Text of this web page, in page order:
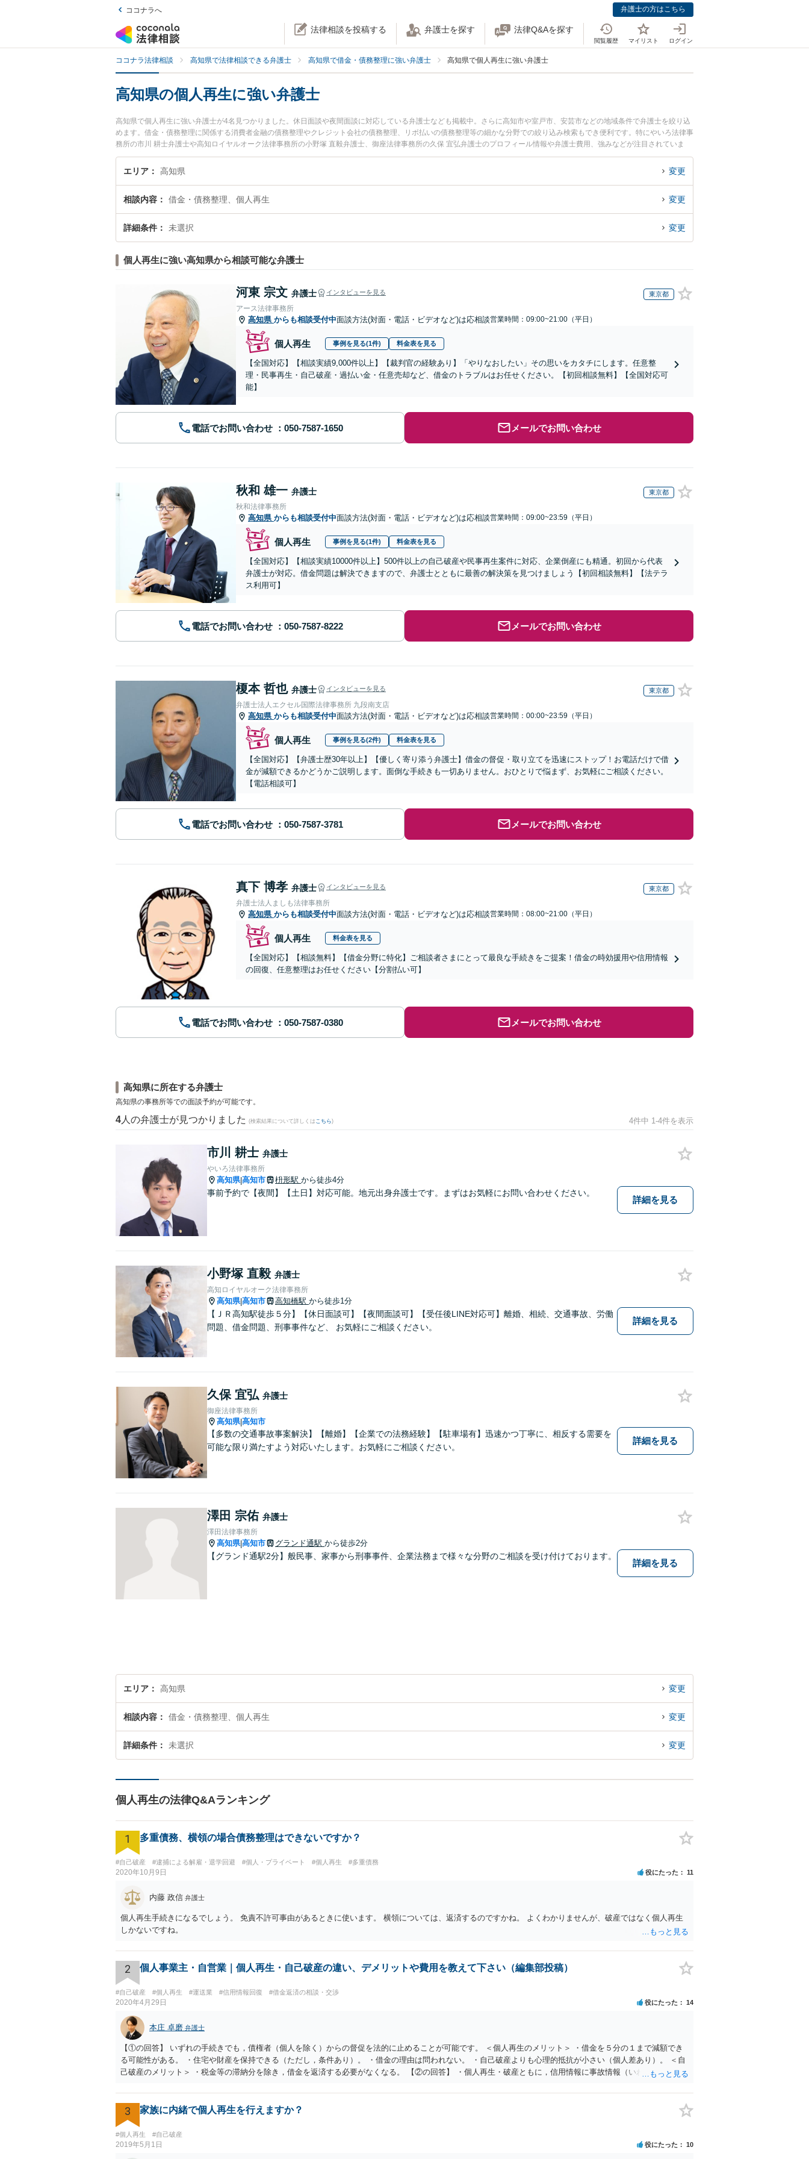
ココナラへ 弁護士の方はこちら
法律相談を投稿する 弁護士を探す 法律Q&Aを探す
閲覧履歴 マイリスト ログイン
ココナラ法律相談 高知県で法律相談できる弁護士 高知県で借金・債務整理に強い弁護士 高知県で個人再生に強い弁護士
高知県の個人再生に強い弁護士
高知県で個人再生に強い弁護士が4名見つかりました。休日面談や夜間面談に対応している弁護士なども掲載中。さらに高知市や室戸市、安芸市などの地域条件で弁護士を絞り込
めます。借金・債務整理に関係する消費者金融の債務整理やクレジット会社の債務整理、リボ払いの債務整理等の細かな分野での絞り込み検索もでき便利です。特にやいろ法律事
務所の市川 耕士弁護士や高知ロイヤルオーク法律事務所の小野塚 直毅弁護士、御座法律事務所の久保 宜弘弁護士のプロフィール情報や弁護士費用、強みなどが注目されていま
す。『高知県で土日や夜間に発生した個人再生のトラブルを今すぐに弁護士に相談したい』『個人再生のトラブル解決の実績豊富な近くの弁護士を検索したい』『初回相談無料で
個人再生を法律相談できる高知県内の弁護士に相談予約したい』などでお困りの相談者さんにおすすめです。
エリア 高知県 変更
相談内容 借金・債務整理、個人再生 変更
詳細条件 未選択 変更
個人再生に強い高知県から相談可能な弁護士
河東 宗文 弁護士 インタビューを見る 東京都
アース法律事務所
高知県 からも相談受付中面談方法(対面・電話・ビデオなど)は応相談営業時間：09:00~21:00（平日）
個人再生 事例を見る(1件) 料金表を見る
【全国対応】【相談実績9,000件以上】【裁判官の経験あり】「やりなおしたい」その思いをカタチにします。任意整
理・民事再生・自己破産・過払い金・任意売却など、借金のトラブルはお任せください。【初回相談無料】【全国対応可
能】
電話でお問い合わせ メールでお問い合わせ
秋和 雄一 弁護士 東京都
秋和法律事務所
高知県 からも相談受付中面談方法(対面・電話・ビデオなど)は応相談営業時間：09:00~23:59（平日）
個人再生 事例を見る(1件) 料金表を見る
【全国対応】【相談実績10000件以上】500件以上の自己破産や民事再生案件に対応、企業倒産にも精通。初回から代表
弁護士が対応。借金問題は解決できますので、弁護士とともに最善の解決策を見つけましょう【初回相談無料】【法テラ
ス利用可】
電話でお問い合わせ メールでお問い合わせ
榎本 哲也 弁護士 インタビューを見る 東京都
弁護士法人エクセル国際法律事務所 九段南支店
高知県 からも相談受付中面談方法(対面・電話・ビデオなど)は応相談営業時間：00:00~23:59（平日）
個人再生 事例を見る(2件) 料金表を見る
【全国対応】【弁護士歴30年以上】【優しく寄り添う弁護士】借金の督促・取り立てを迅速にストップ！お電話だけで借
金が減額できるかどうかご説明します。面倒な手続きも一切ありません。おひとりで悩まず、お気軽にご相談ください。
【電話相談可】
電話でお問い合わせ メールでお問い合わせ
真下 博孝 弁護士 インタビューを見る 東京都
弁護士法人ましも法律事務所
高知県 からも相談受付中面談方法(対面・電話・ビデオなど)は応相談営業時間：08:00~21:00（平日）
個人再生 料金表を見る
【全国対応】【相談無料】【借金分野に特化】ご相談者さまにとって最良な手続きをご提案！借金の時効援用や信用情報
の回復、任意整理はお任せください【分割払い可】
電話でお問い合わせ メールでお問い合わせ
高知県に所在する弁護士
高知県の事務所等での面談予約が可能です。
4 人の弁護士が見つかりました (検索結果について詳しくは こちら) 4件中 1-4件を表示
市川 耕士 弁護士
やいろ法律事務所
高知県|高知市 枡形駅 から徒歩4分
事前予約で【夜間】【土日】対応可能。地元出身弁護士です。まずはお気軽にお問い合わせください。
詳細を見る
小野塚 直毅 弁護士
高知ロイヤルオーク法律事務所
高知県|高知市 高知橋駅 から徒歩1分
【ＪＲ高知駅徒歩５分】【休日面談可】【夜間面談可】【受任後LINE対応可】離婚、相続、交通事故、労働
問題、借金問題、刑事事件など、 お気軽にご相談ください。
詳細を見る
久保 宜弘 弁護士
御座法律事務所
高知県|高知市
【多数の交通事故事案解決】【離婚】【企業での法務経験】【駐車場有】迅速かつ丁寧に、相反する需要を
可能な限り満たすよう対応いたします。お気軽にご相談ください。
詳細を見る
澤田 宗佑 弁護士
澤田法律事務所
高知県|高知市 グランド通駅 から徒歩2分
【グランド通駅2分】般民事、家事から刑事事件、企業法務まで様々な分野のご相談を受け付けております。
詳細を見る
エリア 高知県 変更
相談内容 借金・債務整理、個人再生 変更
詳細条件 未選択 変更
個人再生の法律Q&Aランキング
1 多重債務、横領の場合債務整理はできないですか？
#自己破産 #逮捕による解雇・退学回避 #個人・プライベート #個人再生 #多重債務
2020年10月9日 役にたった 11
内藤 政信 弁護士
個人再生手続きになるでしょう。 免責不許可事由があるときに使います。 横領については、返済するのですかね。 よくわかりませんが、破産ではなく個人再生
しかないですね。
2 個人事業主・自営業｜個人再生・自己破産の違い、デメリットや費用を教えて下さい（編集部投稿）
#自己破産 #個人再生 #運送業 #信用情報回復 #借金返済の相談・交渉
2020年4月29日 役にたった 14
本庄 卓磨 弁護士
【①の回答】 いずれの手続きでも，債権者（個人を除く）からの督促を法的に止めることが可能です。 ＜個人再生のメリット＞ ・借金を５分の１まで減額でき
る可能性がある。 ・住宅や財産を保持できる（ただし，条件あり）。 ・借金の理由は問われない。 ・自己破産よりも心理的抵抗が小さい（個人差あり）。 ＜自
己破産のメリット＞ ・税金等の滞納分を除き，借金を返済する必要がなくなる。 【②の回答】 ・個人再生・破産ともに，信用情報に事故情報（いわゆるブラッ
め，保証人を立てて契約する必要がある場合があります。 ・ご家族名義の財産を処分する必要はありません。 ・個人再生・破産ともに，返済が困難な状況に陥っ
ている以上，事業継続は難しい場合が多いです。もっとも，手続き終了後，新たに事業を行うことはできます。 ・個人再生・破産ともに，裁判所で手続きを進め
る際に官報に掲載されます。そのため，第三者に知られる可能性はゼロではありませんが，官報をチェックしている人はほとんどいないと思われるため，知られ
る可能性は低いと思います。なお，戸籍などに載るのではないかと心配される方がおられますが，そのようなことはありません。 ＜個人再生のデメリット＞ ・借
金が減額されるとはいえ，３年～５年間は返済を継続する必要がある。 ・所有している財産の価値が大きい場合，借金が減らない場合がある。 ＜自己破産のデメ
リット＞ ・借金の理由が問われ，場合によっては破産が認められない。 ・所有している財産（２０万円以上の価値があるもの）は，原則として保持できない。
3 家族に内緒で個人再生を行えますか？
#個人再生 #自己破産
2019年5月1日 役にたった 10